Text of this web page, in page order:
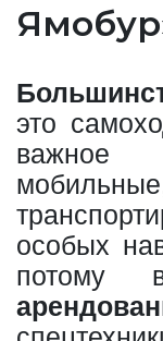
это
важное
особых
потому